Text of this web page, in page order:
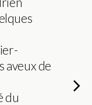
aveux de
du